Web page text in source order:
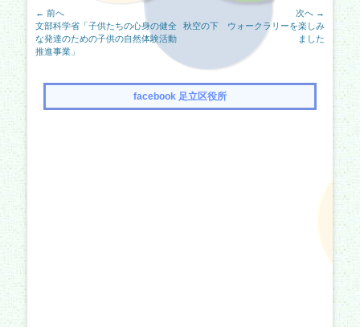
投
稿
ナ
ー
← 前へ
前
の
記
文部科学省「子供たちの心身の健全
な発達のための子供の自然体験活動
推進事業」
次へ →
次
事:
秋空の下 ウォークラリーを楽しみ
ました
facebook 足立区役所